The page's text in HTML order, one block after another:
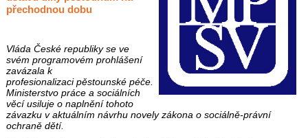
přechodnou dobu
Vláda České republiky se ve
svém programovém prohlášení
zavázala k
profesionalizaci pěstounské péče.
Ministerstvo práce a sociálních
věcí usiluje o naplnění tohoto
závazku v aktuálním návrhu novely zákona o sociálně-právní
ochraně dětí.